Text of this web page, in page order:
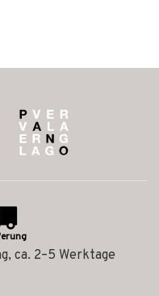
ca. 2–5 Werktage